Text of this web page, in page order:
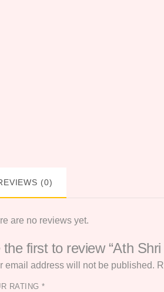
(0)
are no reviews yet.
the first to review “Ath
email address will not be published.
RATING*